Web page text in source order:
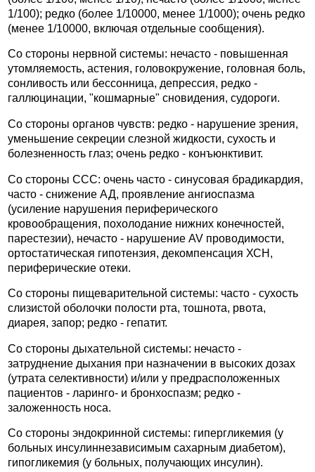
1/100); редко (более 1/10000, менее 1/1000); очень редко
(менее 1/10000, включая отдельные сообщения).
Со стороны нервной системы: нечасто - повышенная
утомляемость, астения, головокружение, головная боль,
сонливость или бессонница, депрессия, редко -
галлюцинации, "кошмарные" сновидения, судороги.
Со стороны органов чувств: редко - нарушение зрения,
уменьшение секреции слезной жидкости, сухость и
болезненность глаз; очень редко - конъюнктивит.
Со стороны ССС: очень часто - синусовая брадикардия,
часто - снижение АД, проявление ангиоспазма
(усиление нарушения периферического
кровообращения, похолодание нижних конечностей,
парестезии), нечасто - нарушение AV проводимости,
ортостатическая гипотензия, декомпенсация ХСН,
периферические отеки.
Со стороны пищеварительной системы: часто - сухость
слизистой оболочки полости рта, тошнота, рвота,
диарея, запор; редко - гепатит.
Со стороны дыхательной системы: нечасто -
затруднение дыхания при назначении в высоких дозах
(утрата селективности) и/или у предрасположенных
пациентов - ларинго- и бронхоспазм; редко -
заложенность носа.
Со стороны эндокринной системы: гипергликемия (у
больных инсулиннезависимым сахарным диабетом),
гипогликемия (у больных, получающих инсулин).